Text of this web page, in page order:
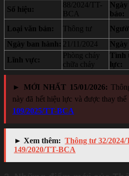
Số hiệu:
88/2024/TT-
BCA
Ngày
báo:
Loại văn bản:
Thông tư
Ngày ban hành: 21/11/2024
Lĩnh vực:
Phòng cháy
chữa cháy
Tình
lực:
► MỚI NHẤT 15/01/2026:
này đã hết hiệu lực và được thay thế
109/2025/TT-BCA
► Xem thêm: Thông tư 32/
149/2020/TT-BCA